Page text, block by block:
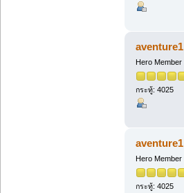
aventure1
Hero Member
กระทู้: 4025
aventure1
Hero Member
กระทู้: 4025